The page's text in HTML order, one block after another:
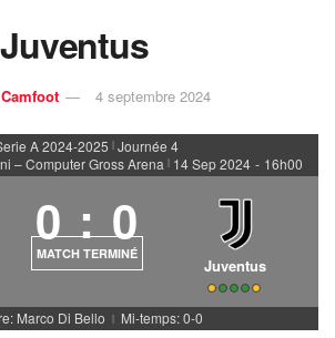
4 septembre 2024
A 2024-2025 | Journée 4
– Computer Gross Arena | 14 Sep 2024 - 16h00
0 : 0
MATCH TERMINÉ
Juventus
Marco Di Bello | Mi-temps: 0-0